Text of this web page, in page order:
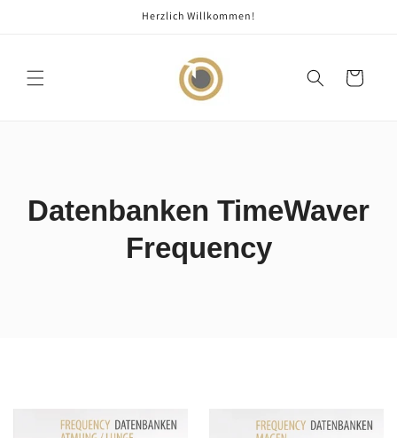
Herzlich Willkommen!
Warenkorb
Datenbanken TimeWaver
Frequency